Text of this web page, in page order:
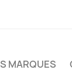
MARQUES